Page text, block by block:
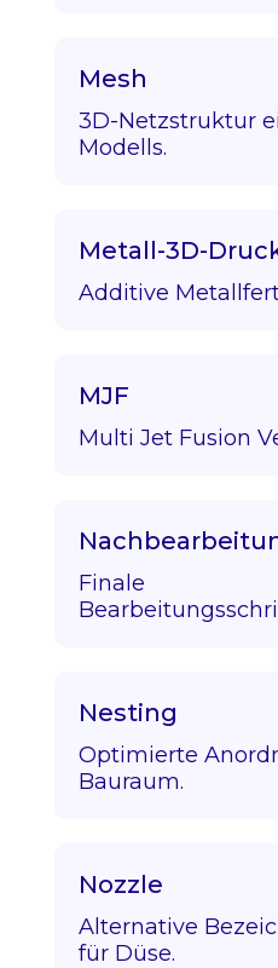
Mesh
3D-Netzstruktur
Modells.
Metall-3D-
Additive
MJF
Multi Jet Fusion
Finale
Nesting
Optimierte
Bauraum.
Nozzle
Alternative
für Düse.